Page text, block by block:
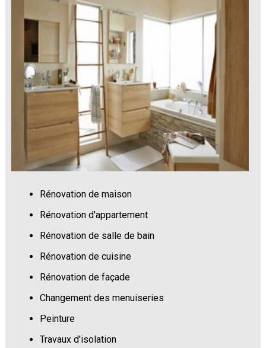
Rénovation de maison
Rénovation d'appartement
Rénovation de salle de bain
Rénovation de cuisine
Rénovation de façade
Changement des menuiseries
Peinture
Travaux d'isolation